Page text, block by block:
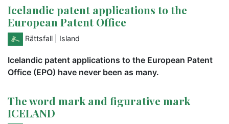
Icelandic patent applications to the
European Patent Office
Rättsfall | Island
Icelandic patent applications to the European Patent
Office (EPO) have never been as many.
The word mark and figurative mark
ICELAND